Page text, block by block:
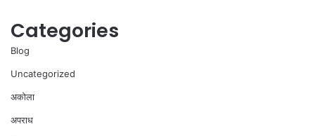
Categories
Blog
Uncategorized
अकोला
अपराध